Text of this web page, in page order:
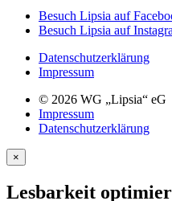
Zu
unserer
Seite
(öffnet
neuem
Tab)
Besuch Lipsia auf
Zu
Instagram-
Seite
in
neuem
Tab)
Besuch Lipsia auf
Datenschutzerklärung
Impressum
© 2026 WG „Lipsia“ eG
Impressum
Datenschutzerklärung
×
Lesbarkeit